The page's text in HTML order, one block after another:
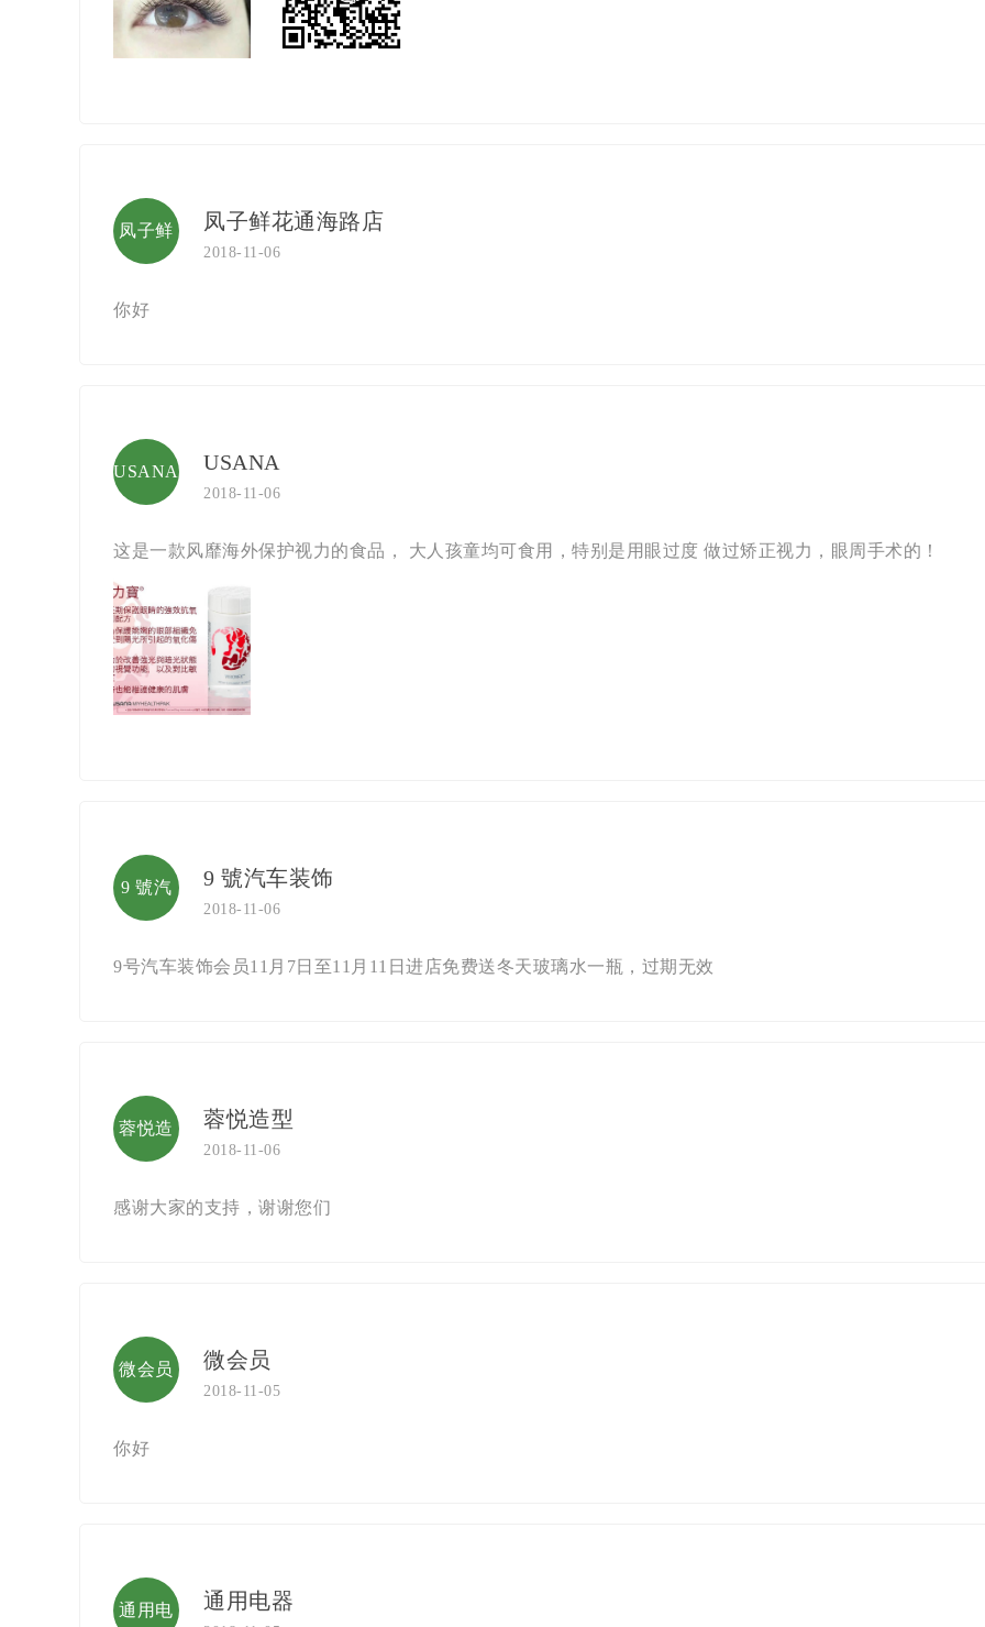
凤子鲜 凤子鲜花通海路店
2018-11-06
你好
USANA USANA
2018-11-06
这是一款风靡海外保护视力的食品， 大人孩童均可食用，特别是用眼过度 做过矫正视力，眼周手术的！
9 號汽 9 號汽车装饰
2018-11-06
9号汽车装饰会员11月7日至11月11日进店免费送冬天玻璃水一瓶，过期无效
蓉悦造 蓉悦造型
2018-11-06
感谢大家的支持，谢谢您们
微会员 微会员
2018-11-05
你好
通用电 通用电器